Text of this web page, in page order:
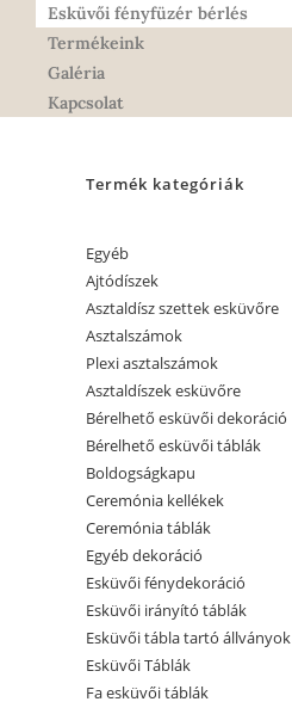
Esküvői fényfüzér bérlés
Termékeink
Galéria
Kapcsolat
Termék kategóriák
Egyéb
Ajtódíszek
Asztaldísz szettek esküvőre
Asztalszámok
Plexi asztalszámok
Asztaldíszek esküvőre
Bérelhető esküvői dekoráció
Bérelhető esküvői táblák
Boldogságkapu
Ceremónia kellékek
Ceremónia táblák
Egyéb dekoráció
Esküvői fénydekoráció
Esküvői irányító táblák
Esküvői tábla tartó állványok
Esküvői Táblák
Fa esküvői táblák